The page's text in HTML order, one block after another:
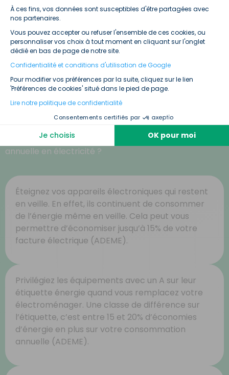
Appelez le service client téléphonique de votre
fournisseur d’énergie, ils pourront vous aider sans
problème. Le service client d’Ohm Énergie est
disponible en ligne sur notre chat 24h/24 et 7j/7 et au
09 70 70 21 25
Nos meilleurs conseils pour optimiser
votre consommation d’électricité
Envie de plus de conseils pour revoir vos habitudes de
consommation et réduire votre consommation
annuelle en électricité ?
Éteignez vos appareils électroniques qui restent
en veille. En effet, ils continuent de consommer
de l’énergie même en veille. Cela peut vous
permettre d’économiser jusqu’à 15% de votre
facture électrique (ADEME).
Privilégiez les équipements avec un A sur leur
étiquette énergie quand vous remplacez votre
électroménager. Une classe de différence sur
l’étiquette, c’est entre 15 et 20% d’économies
d’énergie en plus sur votre consommation
annuelle (ADEME).
À ces fins, vos données sont susceptibles d'être partagées avec
nos partenaires.
Vous pouvez accepter ou refuser l'ensemble de ces cookies, ou
personnaliser vos choix à tout moment en cliquant sur l'onglet
dédié en bas de page de notre site.
Confidentialité et conditions d'utilisation de Google
Pour modifier vos préférences par la suite, cliquez sur le lien
'Préférences de cookies' situé dans le pied de page.
Lire notre politique de confidentialité
Consentements certifiés par
Je choisis OK pour moi